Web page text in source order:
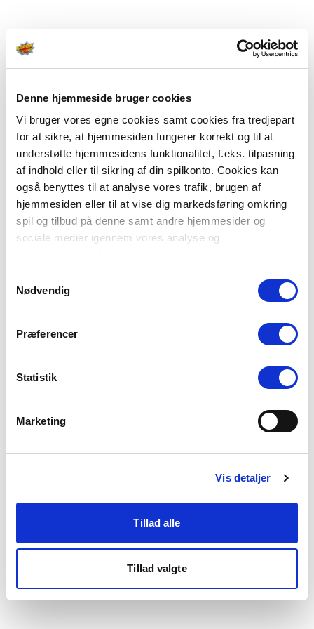
Denne hjemmeside bruger cookies
Vi bruger vores egne cookies samt cookies fra tredjepart
for at sikre, at hjemmesiden fungerer korrekt og til at
understøtte hjemmesidens funktionalitet, f.eks. tilpasning
af indhold eller til sikring af din spilkonto. Cookies kan
også benyttes til at analyse vores trafik, brugen af
hjemmesiden eller til at vise dig markedsføring omkring
spil og tilbud på denne samt andre hjemmesider og
sociale medier igennem vores analyse og
Du kan læse mere om vores brug af cookies under
"Detaljer" eller ved at klikke videre til vores Cookiepolitik,
Nødvendig
Præferencer
Statistik
Marketing
Vis detaljer
Tillad alle
Tillad valgte